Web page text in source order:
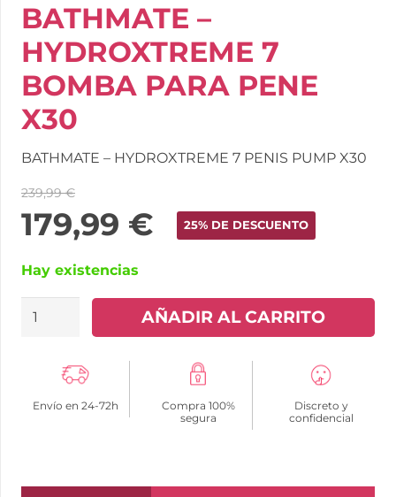
BATHMATE –
HYDROXTREME 7
BOMBA PARA PENE
X30
BATHMATE – HYDROXTREME 7 PENIS PUMP X30
239,99€
179,99 € 25% DE DESCUENTO
Hay existencias
BATHMATE
HYDROXTREME
BOMBA
AÑADIR AL CARRITO
Envío en 24-72h
Compra 100%
segura
Discreto y
confidencial